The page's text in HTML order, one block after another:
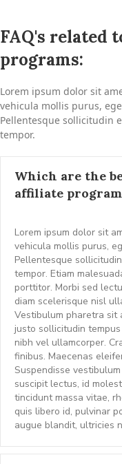
FAQ's related
programs:
Lorem ipsum dolor sit
vehicula mollis purus,
Pellentesque sollicitudin
tempor.
Which are the
affiliate
Lorem ipsum dolor sit
vehicula mollis purus,
Pellentesque
tempor. Etiam
porttitor. Morbi sed
diam scelerisque nisl
Vestibulum pharetra sit
justo sollicitudin
nibh vel ullamcorper.
finibus. Maecenas
Suspendisse
suscipit lectus, id
tincidunt massa vitae,
quis libero id, pulvinar
augue blandit, ultricies